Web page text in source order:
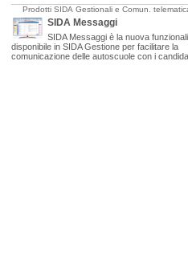
Prodotti SIDA Gestionali e Comun.
SIDA Messaggi
SIDA Messaggi è la nuova
disponibile in SIDA Gestione per facilitare la
comunicazione delle autoscuole con i